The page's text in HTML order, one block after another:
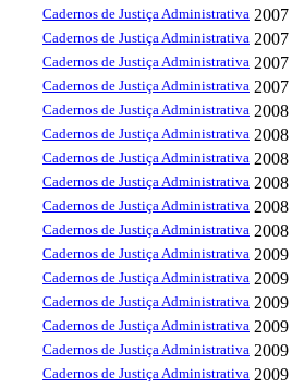
Cadernos de Justiça Administrativa 2007
Cadernos de Justiça Administrativa 2007
Cadernos de Justiça Administrativa 2007
Cadernos de Justiça Administrativa 2007
Cadernos de Justiça Administrativa 2008
Cadernos de Justiça Administrativa 2008
Cadernos de Justiça Administrativa 2008
Cadernos de Justiça Administrativa 2008
Cadernos de Justiça Administrativa 2008
Cadernos de Justiça Administrativa 2008
Cadernos de Justiça Administrativa 2009
Cadernos de Justiça Administrativa 2009
Cadernos de Justiça Administrativa 2009
Cadernos de Justiça Administrativa 2009
Cadernos de Justiça Administrativa 2009
Cadernos de Justiça Administrativa 2009